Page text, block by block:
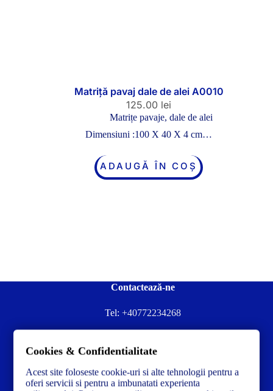
Matriță pavaj dale de alei A0010
125.00 lei
Matrițe pavaje, dale de alei
Dimensiuni :100 X 40 X 4 cm…
ADAUGĂ ÎN COȘ
Contactează-ne
Tel: +40772234268
Contacteză-ne la:✉️contact@concrete-forma.com
Str. Dacia Nr 12 Ineu, Arad 315300 Romania
Cookies & Confidentialitate
Acest site foloseste cookie-uri si alte tehnologii pentru a
oferi servicii si pentru a imbunatati experienta